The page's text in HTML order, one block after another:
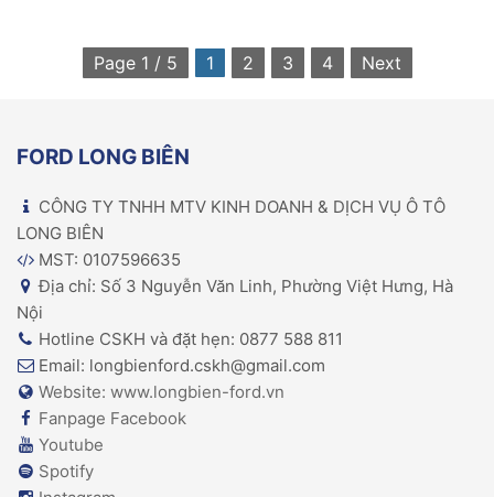
Page 1 / 5 1 2 3 4 Next
FORD LONG BIÊN
CÔNG TY TNHH MTV KINH DOANH & DỊCH VỤ Ô TÔ
LONG BIÊN
MST: 0107596635
Địa chỉ: Số 3 Nguyễn Văn Linh, Phường Việt Hưng, Hà
Nội
Hotline CSKH và đặt hẹn: 0877 588 811
Email: longbienford.cskh@gmail.com
Website: www.longbien-ford.vn
Fanpage Facebook
Youtube
Spotify